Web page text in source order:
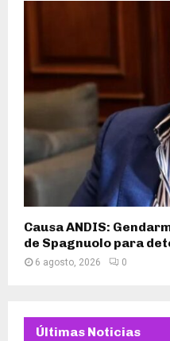
Causa ANDIS:
de Spagnuolo para
6 agosto, 2026 0
Últimas Noticias